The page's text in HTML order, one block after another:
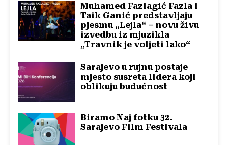
Muhamed Fazlagić Fazla i
Taik Ganić predstavljaju
pjesmu „Lejla“ – novu živu
izvedbu iz mjuzikla
„Travnik je voljeti lako“
Sarajevo u rujnu postaje
mjesto susreta lidera koji
oblikuju budućnost
Biramo Naj fotku 32.
Sarajevo Film Festivala